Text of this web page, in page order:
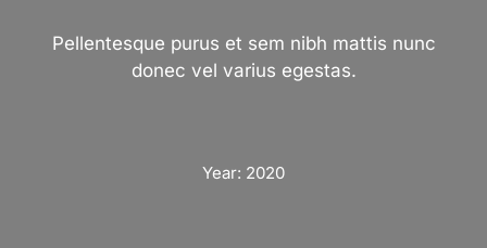
Pellentesque purus et sem nibh mattis nunc
donec vel varius egestas.
Year: 2020